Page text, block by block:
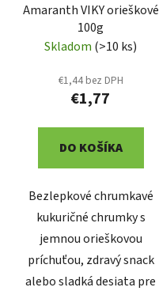
Amaranth VIKY orieškové
100g
Skladom (>10 ks)
€1,44 bez DPH
€1,77
DO KOŠÍKA
Bezlepkové chrumkavé
kukuričné chrumky s
jemnou orieškovou
príchuťou, zdravý snack
alebo sladká desiata pre